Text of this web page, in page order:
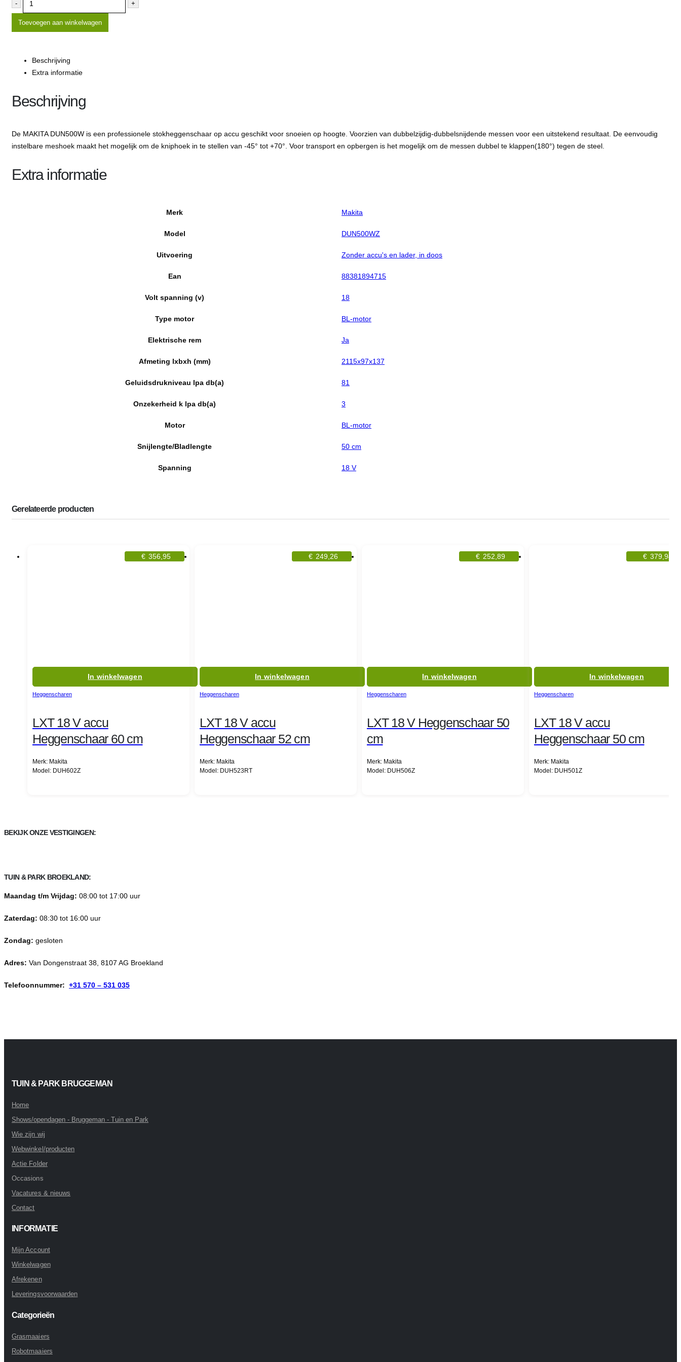
- +
Toevoegen aan winkelwagen
Beschrijving
Extra informatie
Beschrijving
De MAKITA DUN500W is een professionele stokheggenschaar op accu geschikt voor snoeien op hoogte. Voorzien van dubbelzijdig-dubbelsnijdende messen voor een uitstekend resultaat. De eenvoudig
instelbare meshoek maakt het mogelijk om de kniphoek in te stellen van -45° tot +70°. Voor transport en opbergen is het mogelijk om de messen dubbel te klappen(180°) tegen de steel.
Extra informatie
Merk Makita
Model DUN500WZ
Uitvoering Zonder accu's en lader, in doos
Ean 88381894715
Volt spanning (v) 18
Type motor BL-motor
Elektrische rem Ja
Afmeting lxbxh (mm) 2115x97x137
Geluidsdrukniveau lpa db(a) 81
Onzekerheid k lpa db(a) 3
Motor BL-motor
Snijlengte/Bladlengte 50 cm
Spanning 18 V
Gerelateerde producten
€ 356,95
In winkelwagen
Heggenscharen
LXT 18 V accu
Heggenschaar 60 cm
Merk: Makita
Model: DUH602Z
€ 249,26
In winkelwagen
Heggenscharen
LXT 18 V accu
Heggenschaar 52 cm
Merk: Makita
Model: DUH523RT
€ 252,89
In winkelwagen
Heggenscharen
LXT 18 V Heggenschaar 50
cm
Merk: Makita
Model: DUH506Z
€ 379,94
In winkelwagen
Heggenscharen
LXT 18 V accu
Heggenschaar 50 cm
Merk: Makita
Model: DUH501Z
BEKIJK ONZE VESTIGINGEN:
TUIN & PARK BROEKLAND:
Maandag t/m Vrijdag: 08:00 tot 17:00 uur
Zaterdag: 08:30 tot 16:00 uur
Zondag: gesloten
Adres: Van Dongenstraat 38, 8107 AG Broekland
Telefoonnummer: +31 570 – 531 035
TUIN & PARK BRUGGEMAN
Home
Shows/opendagen - Bruggeman - Tuin en Park
Wie zijn wij
Webwinkel/producten
Actie Folder
Occasions
Vacatures & nieuws
Contact
INFORMATIE
Mijn Account
Winkelwagen
Afrekenen
Leveringsvoorwaarden
Categorieën
Grasmaaiers
Robotmaaiers